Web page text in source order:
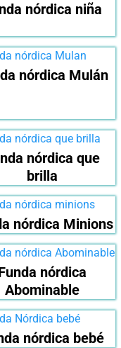
nórdica niña
nórdica Mulán
nórdica que
brilla
nórdica Minions
nórdica
Abominable
nórdica bebé